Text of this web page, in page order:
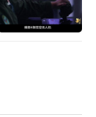
用旧版护照
要知道，旧